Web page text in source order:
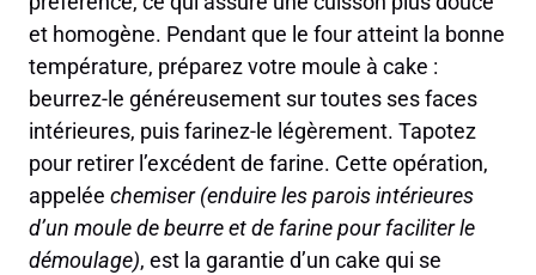
et homogène. Pendant que le four atteint la bonne
température, préparez votre moule à cake :
beurrez-le généreusement sur toutes ses faces
intérieures, puis farinez-le légèrement. Tapotez
pour retirer l’excédent de farine. Cette opération,
appelée chemiser (enduire les parois intérieures
d’un moule de beurre et de farine pour faciliter le
démoulage), est la garantie d’un cake qui se